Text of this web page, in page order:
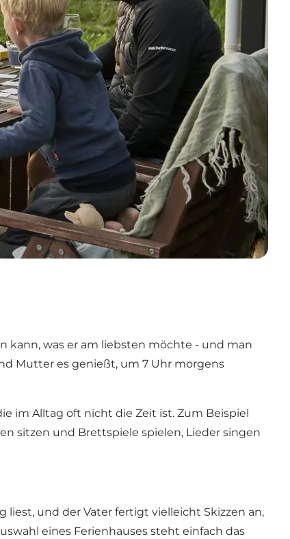
kann, was er am liebsten möchte - und man
Mutter es genießt, um 7 Uhr morgens
im Alltag oft nicht die Zeit ist. Zum Beispiel
sitzen und Brettspiele spielen, Lieder singen
liest, und der Vater fertigt vielleicht Skizzen an,
eines Ferienhauses steht einfach das